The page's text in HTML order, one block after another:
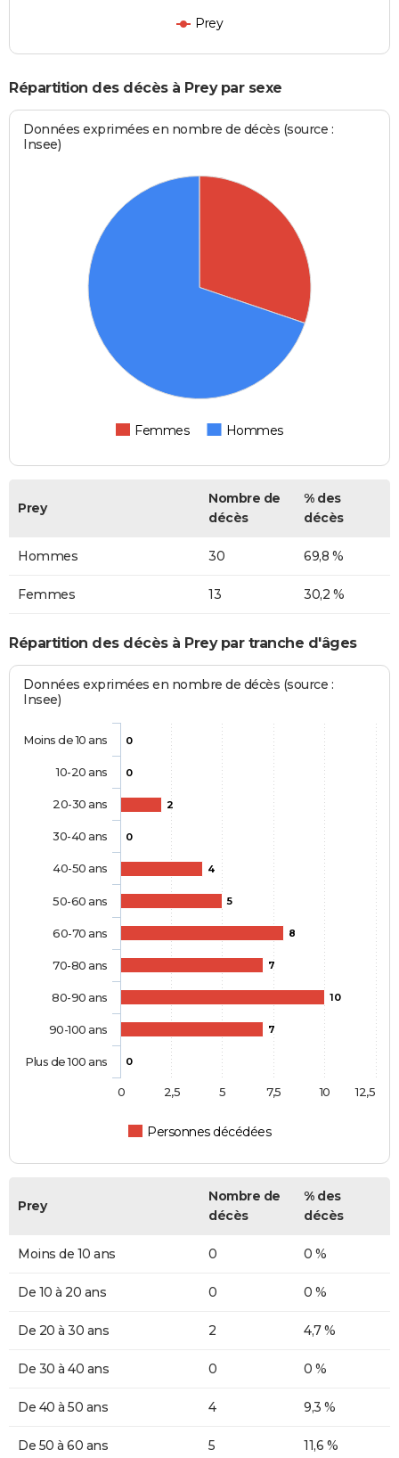
Prey
Répartition des décès à Prey par sexe
Données exprimées en nombre de décès (source :
Insee)
Femmes Hommes
Prey
Nombre de
décès
% des
décès
Hommes 30 69,8 %
Femmes 13 30,2 %
Répartition des décès à Prey par tranche d'âges
Données exprimées en nombre de décès (source :
Insee)
0
0
2
0
4
5
8
7
10
7
0
Personnes décédées
Moins de 10 ans
10-20 ans
20-30 ans
30-40 ans
40-50 ans
50-60 ans
60-70 ans
70-80 ans
80-90 ans
90-100 ans
Plus de 100 ans
0 10
2,5 5 7,5 12,5
Prey
Nombre de
décès
% des
décès
Moins de 10 ans 0 0 %
De 10 à 20 ans 0 0 %
De 20 à 30 ans 2 4,7 %
De 30 à 40 ans 0 0 %
De 40 à 50 ans 4 9,3 %
De 50 à 60 ans 5 11,6 %